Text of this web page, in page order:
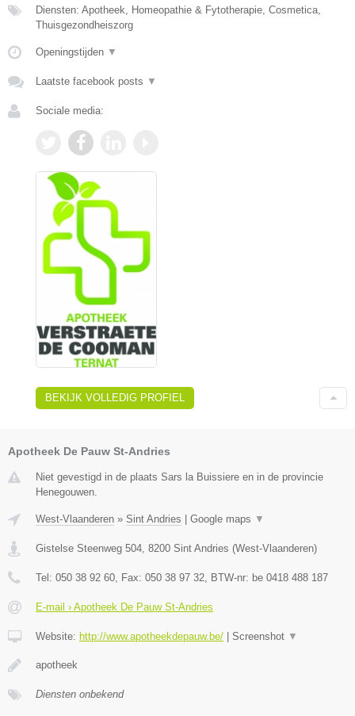
Diensten: Apotheek, Homeopathie & Fytotherapie, Cosmetica,
Thuisgezondheiszorg
Openingstijden ▼
Laatste facebook posts ▼
Sociale media:
BEKIJK VOLLEDIG PROFIEL
Apotheek De Pauw St-Andries
Niet gevestigd in de plaats Sars la Buissiere en in de provincie
Henegouwen.
West-Vlaanderen » Sint Andries Google maps ▼
Gistelse Steenweg 504, 8200 Sint Andries (West-Vlaanderen)
Tel: 050 38 92 60, Fax: 050 38 97 32, BTW-nr: be 0418 488 187
E-mail › Apotheek De Pauw St-Andries
Website: http://www.apotheekdepauw.be/ Screenshot ▼
apotheek
Diensten onbekend